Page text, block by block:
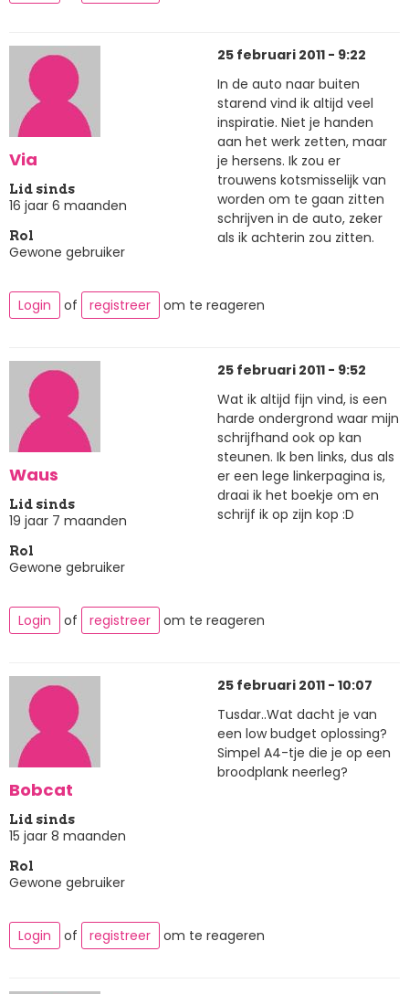
Via
Lid sinds
16 jaar 6 maanden
Rol
Gewone gebruiker
25 februari 2011 - 9:22
In de auto naar buiten
starend vind ik altijd veel
inspiratie. Niet je handen
aan het werk zetten, maar
je hersens. Ik zou er
trouwens kotsmisselijk van
worden om te gaan zitten
schrijven in de auto, zeker
als ik achterin zou zitten.
Login of registreer om te reageren
Waus
Lid sinds
19 jaar 7 maanden
Rol
Gewone gebruiker
25 februari 2011 - 9:52
Wat ik altijd fijn vind, is een
harde ondergrond waar mijn
schrijfhand ook op kan
steunen. Ik ben links, dus als
er een lege linkerpagina is,
draai ik het boekje om en
schrijf ik op zijn kop :D
Login of registreer om te reageren
Bobcat
Lid sinds
15 jaar 8 maanden
Rol
Gewone gebruiker
25 februari 2011 - 10:07
Tusdar..Wat dacht je van
een low budget oplossing?
Simpel A4-tje die je op een
broodplank neerleg?
Login of registreer om te reageren